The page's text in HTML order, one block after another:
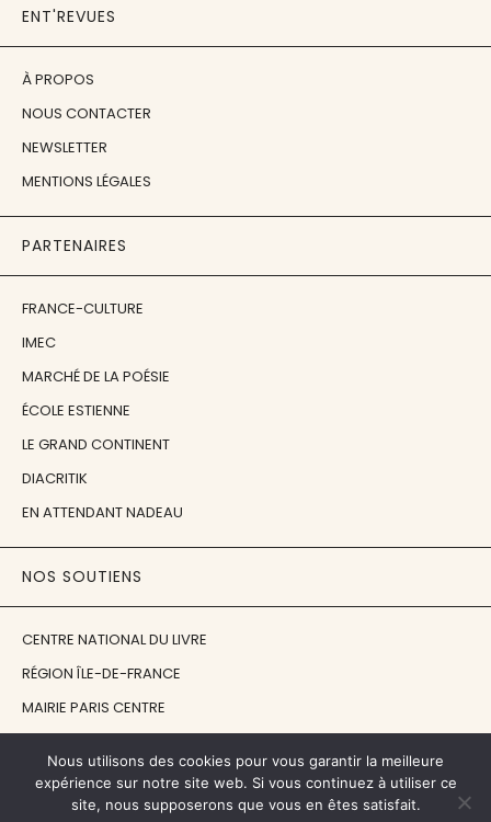
ENT'REVUES
À PROPOS
NOUS CONTACTER
NEWSLETTER
MENTIONS LÉGALES
PARTENAIRES
FRANCE-CULTURE
IMEC
MARCHÉ DE LA POÉSIE
ÉCOLE ESTIENNE
LE GRAND CONTINENT
DIACRITIK
EN ATTENDANT NADEAU
NOS SOUTIENS
CENTRE NATIONAL DU LIVRE
RÉGION ÎLE-DE-FRANCE
MAIRIE PARIS CENTRE
FONDATION JAN MICHALSKI
Nous utilisons des cookies pour vous garantir la meilleure
expérience sur notre site web. Si vous continuez à utiliser ce
site, nous supposerons que vous en êtes satisfait.